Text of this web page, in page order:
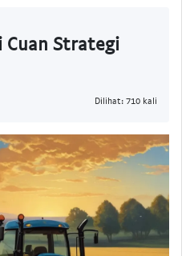
Strategi
Dilihat: 710 kali